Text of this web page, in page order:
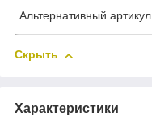
Альтернативный артикул
Скрыть
Характеристики